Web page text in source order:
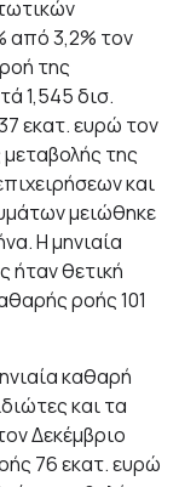
από 3,2% τον
της
1,545 δισ.
εκατ. ευρώ τον
της
και
μειώθηκε
Η μηνιαία
ήταν θετική
ροής 101
καθαρή
και τα
Δεκέμβριο
76 εκατ. ευρώ